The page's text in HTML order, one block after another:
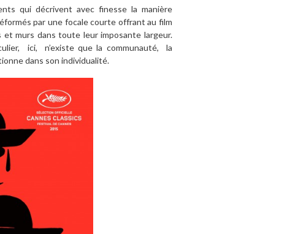
qui décrivent avec finesse la manière
par une focale courte offrant au film
et murs dans toute leur imposante largeur.
ici, n’existe que la communauté, la
dans son individualité.